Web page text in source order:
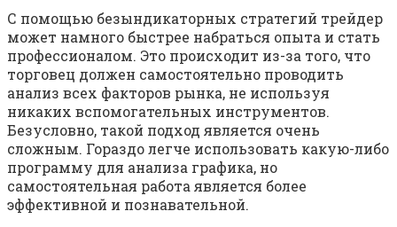
С помощью безындикаторных стратегий трейдер
может намного быстрее набраться опыта и стать
профессионалом. Это происходит из-за того, что
торговец должен самостоятельно проводить
анализ всех факторов рынка, не используя
никаких вспомогательных инструментов.
Безусловно, такой подход является очень
сложным. Гораздо легче использовать какую-либо
программу для анализа графика, но
самостоятельная работа является более
эффективной и познавательной.